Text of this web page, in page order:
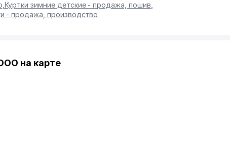
Куртки зимние детские - продажа, пошив
- продажа, производство
на карте